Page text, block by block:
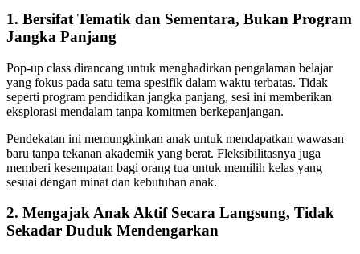
1. Bersifat Tematik dan Sementara, Bukan Program
Jangka Panjang
Pop-up class dirancang untuk menghadirkan pengalaman belajar
yang fokus pada satu tema spesifik dalam waktu terbatas. Tidak
seperti program pendidikan jangka panjang, sesi ini memberikan
eksplorasi mendalam tanpa komitmen berkepanjangan.
Pendekatan ini memungkinkan anak untuk mendapatkan wawasan
baru tanpa tekanan akademik yang berat. Fleksibilitasnya juga
memberi kesempatan bagi orang tua untuk memilih kelas yang
sesuai dengan minat dan kebutuhan anak.
2. Mengajak Anak Aktif Secara Langsung, Tidak
Sekadar Duduk Mendengarkan